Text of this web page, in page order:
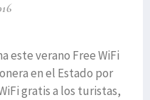
este verano Free WiFi
en el Estado por
gratis a los turistas,